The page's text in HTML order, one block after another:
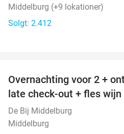
Middelburg (+9 lokationer)
Solgt: 2.412
Overnachting voor 2 +
late check-out + fles
De Bij Middelburg
Middelburg